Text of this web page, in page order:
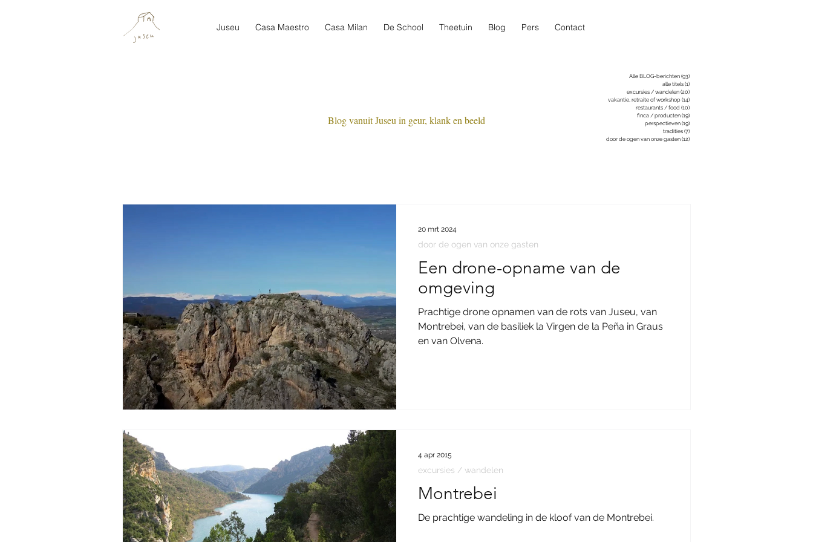
Juseu Casa Maestro Casa Milan De School Theetuin Blog Pers Contact
Blog vanuit Juseu in geur, klank en beeld
Alle BLOG-berichten (93)
alle titels (1)
excursies / wandelen (20)
vakantie, retraite of workshop (14)
restaurants / food (10)
finca / producten (19)
perspectieven (19)
tradities (7)
door de ogen van onze gasten (12)
Een drone-opname van de
omgeving
Prachtige drone opnamen van de rots van Juseu, van
Montrebei, van de basiliek la Virgen de la Peña in Graus
en van Olvena.
door de ogen van onze gasten
20 mrt 2024
Montrebei
De prachtige wandeling in de kloof van de Montrebei.
excursies / wandelen
4 apr 2015